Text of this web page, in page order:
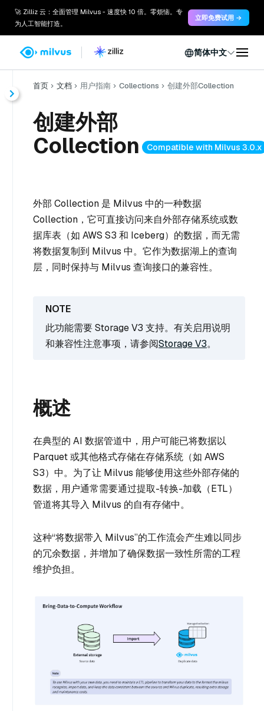
🚀 Zilliz 云：全面管理 Milvus - 速度快 10 倍。零烦恼。专
为人工智能打造。
立即免费试用 →
简体中文
首页 文档 用户指南 Collections 创建外部Collection
创建外部
Collection
Compatible with Milvus 3.0.x
外部 Collection 是 Milvus 中的一种数据
Collection，它可直接访问来自外部存储系统或数
据库表（如 AWS S3 和 Iceberg）的数据，而无需
将数据复制到 Milvus 中。它作为数据湖上的查询
层，同时保持与 Milvus 查询接口的兼容性。
此功能需要 Storage V3 支持。有关启用说明
和兼容性注意事项，请参阅Storage V3。
概述
在典型的 AI 数据管道中，用户可能已将数据以
Parquet 或其他格式存储在存储系统（如 AWS
S3）中。为了让 Milvus 能够使用这些外部存储的
数据，用户通常需要通过提取-转换-加载（ETL）
管道将其导入 Milvus 的自有存储中。
这种“将数据带入 Milvus”的工作流会产生难以同步
的冗余数据，并增加了确保数据一致性所需的工程
维护负担。